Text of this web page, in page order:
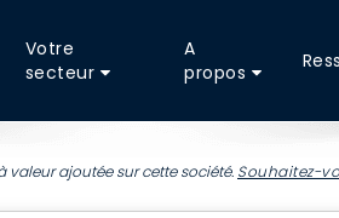
Votre
secteur
A
propos
valeur ajoutée sur cette société. Souhaitez-